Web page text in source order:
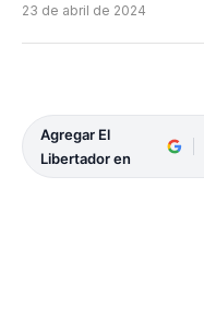
23 de abril de 2024
Agregar El
Libertador en